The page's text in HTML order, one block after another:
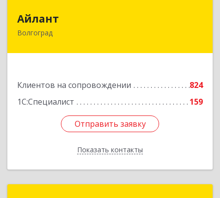
Айлант
Волгоград
Клиентов на сопровождении
824
1С:Специалист
159
Отправить заявку
Показать контакты
400001, Волгоградская обл, Волгоград г, им
Отправить заявку
Назад